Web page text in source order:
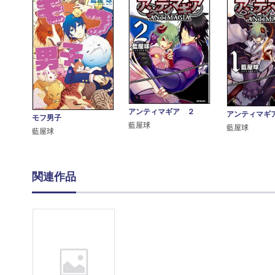
モフ男子
藍屋球
アンティマギア ２
藍屋球
アンティマ
藍屋球
関連作品